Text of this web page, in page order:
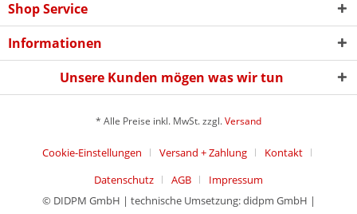
Shop Service
Informationen
Unsere Kunden mögen was wir tun
* Alle Preise inkl. MwSt. zzgl.Versand
Cookie-Einstellungen Versand + Zahlung
Kontakt
Datenschutz
AGB
Impressum
© DIDPM GmbH | technische Umsetzung: didpm GmbH |